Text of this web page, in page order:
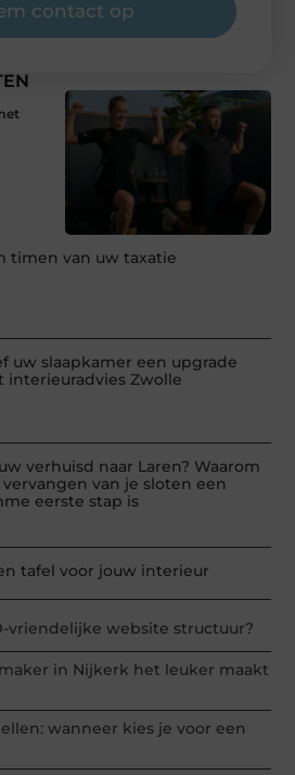
timen van uw taxatie
uw slaapkamer een upgrade
interieuradvies Zwolle
verhuisd naar Laren? Waarom
van je sloten een
eerste stap is
tafel voor jouw interieur
vriendelijke website structuur?
in Nijkerk het leuker maakt
wanneer kies je voor een
contact op